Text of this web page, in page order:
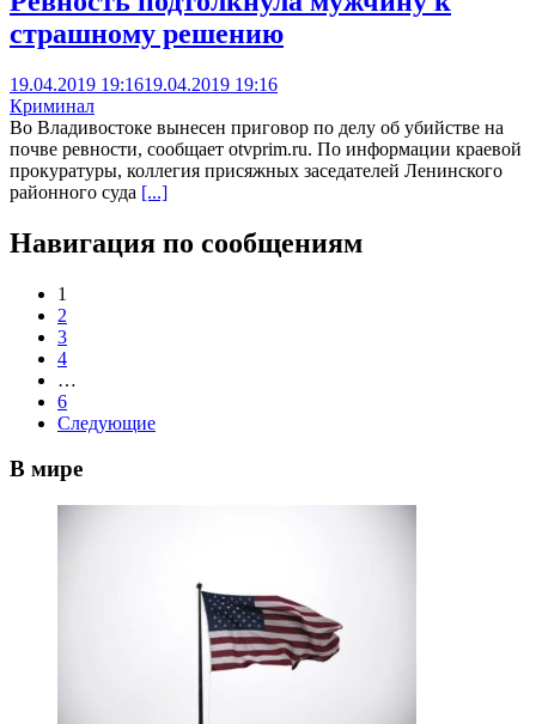
страшному решению
19.04.2019 19:1619.04.2019 19:16
Криминал
Во Владивостоке вынесен приговор по делу об убийстве на
почве ревности, сообщает otvprim.ru. По информации краевой
прокуратуры, коллегия присяжных заседателей Ленинского
районного суда [...]
Навигация по сообщениям
1
2
3
4
…
6
Следующие
В мире